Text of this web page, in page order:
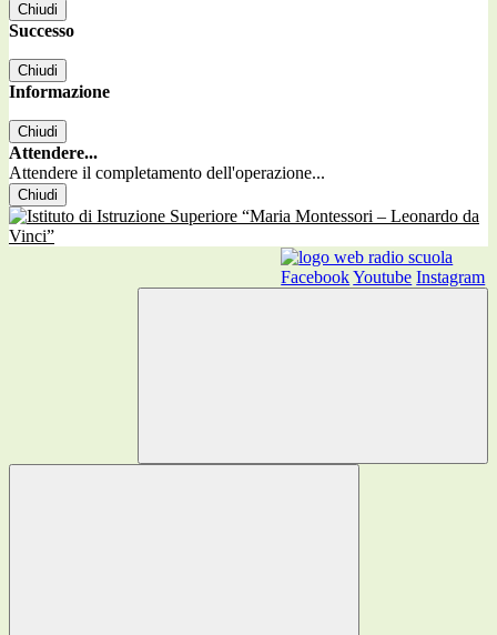
Chiudi
Successo
Chiudi
Informazione
Chiudi
Attendere...
Attendere il completamento dell'operazione...
Chiudi
FacebookYoutube Instagram